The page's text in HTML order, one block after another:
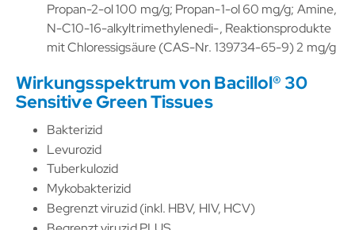
Propan-2-ol 100 mg/g; Propan-1-ol 60 mg/g; Amine,
N-C10-16-alkyltrimethylenedi-, Reaktionsprodukte
mit Chloressigsäure (CAS-Nr. 139734-65-9) 2 mg/g
Wirkungsspektrum von Bacillol® 30
Sensitive Green Tissues
Bakterizid
Levurozid
Tuberkulozid
Mykobakterizid
Begrenzt viruzid (inkl. HBV, HIV, HCV)